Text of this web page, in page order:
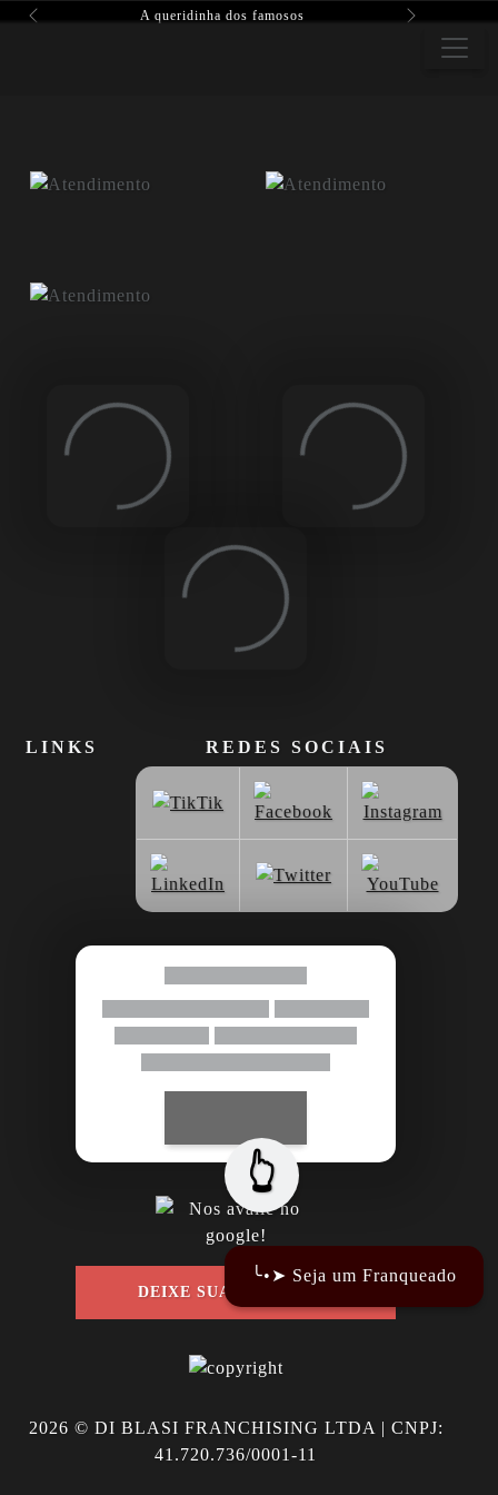
A queridinha dos famosos
Previous Next
👆
╰•➤ Seja um Franqueado
LINKS REDES SOCIAIS
DEIXE SUA AVALIAÇÃO
2026 © DI BLASI FRANCHISING LTDA | CNPJ:
41.720.736/0001-11